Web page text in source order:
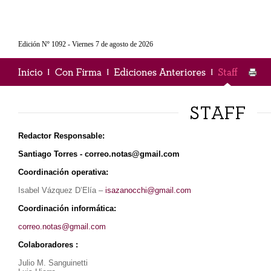
Edición Nº 1092 - Viernes 7 de agosto de 2026
Redactor Responsable:
Santiago Torres - correo.notas@gmail.com
Coordinación operativa:
Isabel Vázquez D’Elía – isazanocchi@gmail.com
Coordinación informática:
correo.notas@gmail.com
Colaboradores :
Julio M. Sanguinetti